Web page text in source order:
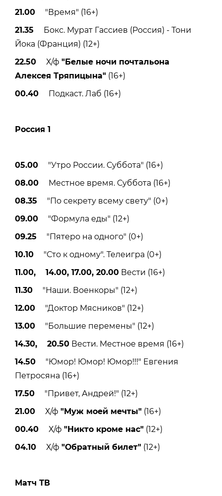
21.00 "Время" (16+)
21.35 Бокс. Мурат Гассиев (Россия) - Тони
Йока (Франция) (12+)
22.50 Х/ф "Белые ночи почтальона
Алексея Тряпицына" (16+)
00.40 Подкаст. Лаб (16+)
Россия 1
05.00 "Утро России. Суббота" (16+)
08.00 Местное время. Суббота (16+)
08.35 "По секрету всему свету" (0+)
09.00 "Формула еды" (12+)
09.25 "Пятеро на одного" (0+)
10.10 "Сто к одному". Телеигра (0+)
11.00, 14.00, 17.00, 20.00 Вести (16+)
11.30 "Наши. Военкоры" (12+)
12.00 "Доктор Мясников" (12+)
13.00 "Большие перемены" (12+)
14.30, 20.50 Вести. Местное время (16+)
14.50 "Юмор! Юмор! Юмор!!!" Евгения
Петросяна (16+)
17.50 "Привет, Андрей!" (12+)
21.00 Х/ф "Муж моей мечты" (16+)
00.40 Х/ф "Никто кроме нас" (12+)
04.10 Х/ф "Обратный билет" (12+)
Матч ТВ